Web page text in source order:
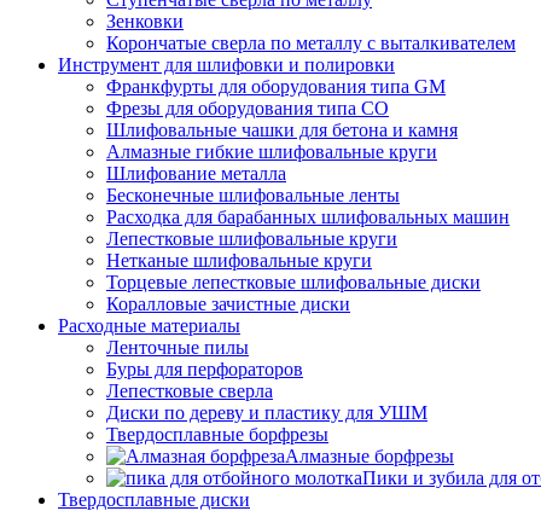
Зенковки
Корончатые сверла по металлу c выталкивателем
Инструмент для шлифовки и полировки
Франкфурты для оборудования типа GM
Фрезы для оборудования типа СО
Шлифовальные чашки для бетона и камня
Алмазные гибкие шлифовальные круги
Шлифование металла
Бесконечные шлифовальные ленты
Расходка для барабанных шлифовальных машин
Лепестковые шлифовальные круги
Нетканые шлифовальные круги
Торцевые лепестковые шлифовальные диски
Коралловые зачистные диски
Расходные материалы
Ленточные пилы
Буры для перфораторов
Лепестковые сверла
Диски по дереву и пластику для УШМ
Твердосплавные борфрезы
Алмазные борфрезы
Пики и зубила для
Твердосплавные диски